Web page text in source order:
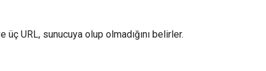
URL, sunucuya olup olmadığını belirler.